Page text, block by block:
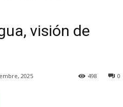
visión de
2025 0
498